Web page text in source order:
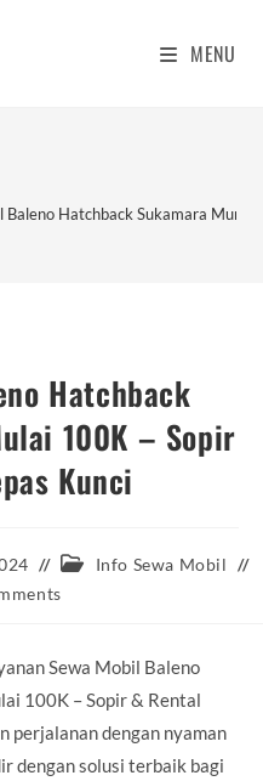
MENU
Baleno Hatchback Sukamara
Hatchback
100K – Sopir
Kunci
Post Info Sewa Mobil
Sewa Mobil Baleno
100K – Sopir & Rental
perjalanan dengan nyaman
dengan solusi terbaik bagi